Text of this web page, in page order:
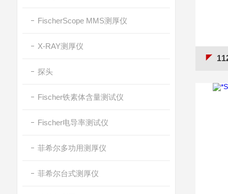
FischerScope MMS测厚仪
X-RAY测厚仪
探头
Fischer铁素体含量测试仪
Fischer电导率测试仪
菲希尔多功用测厚仪
菲希尔台式测厚仪